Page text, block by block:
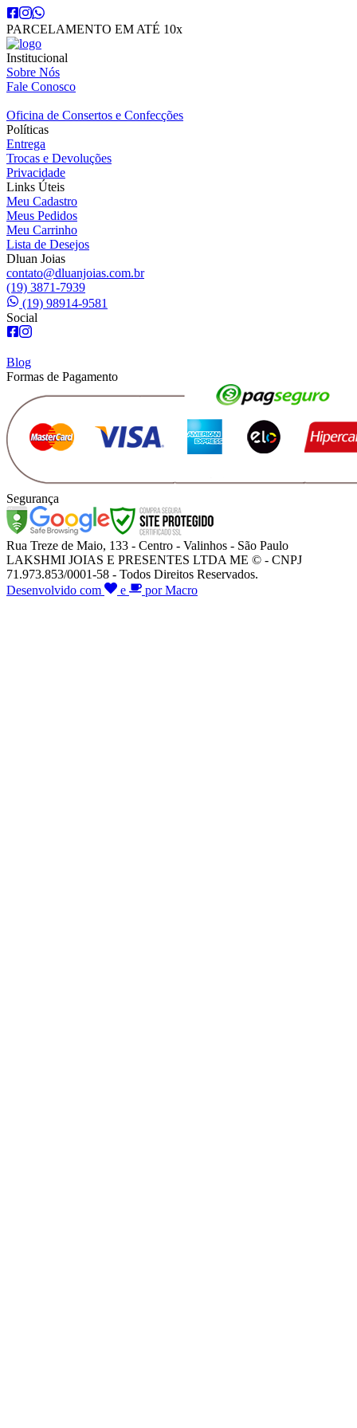
PARCELAMENTO EM ATÉ 10x
Institucional
Sobre Nós
Fale Conosco
Oficina de Consertos e Confecções
Políticas
Entrega
Trocas e Devoluções
Privacidade
Links Úteis
Meu Cadastro
Meus Pedidos
Meu Carrinho
Lista de Desejos
Dluan Joias
contato@dluanjoias.com.br
(19) 3871-7939
(19) 98914-9581
Social
Blog
Formas de Pagamento
Segurança
Rua Treze de Maio, 133 - Centro - Valinhos - São Paulo
LAKSHMI JOIAS E PRESENTES LTDA ME © - CNPJ
71.973.853/0001-58 - Todos Direitos Reservados.
Desenvolvido com
e por Macro